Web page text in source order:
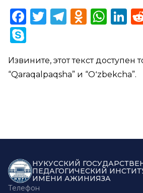
Facebook
Twitter
Telegram
Извините, этот текст доступен
“Qaraqalpaqsha” и “Oʻzbekcha”.
НУКУССКИЙ
ПЕДАГОГИЧЕСКИЙ
ИМЕНИ АЖИНИЯЗА
Телефон